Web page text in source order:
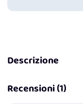
Descrizione
Recensioni (1)